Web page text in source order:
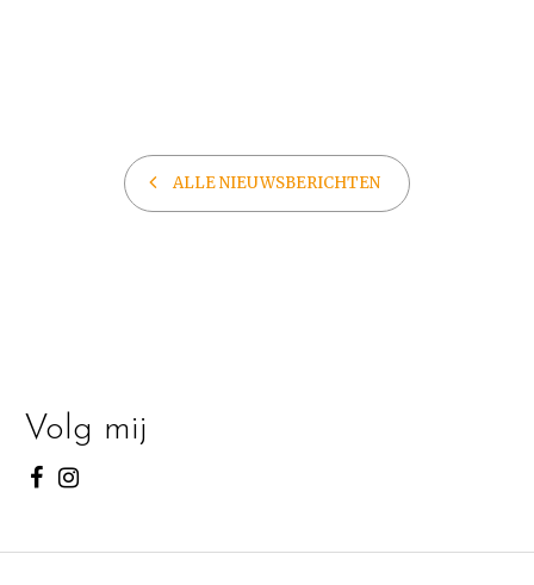
ALLE NIEUWSBERICHTEN
Volg mij